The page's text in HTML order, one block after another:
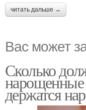
читать дальше →
Вас может
Сколько
держатся